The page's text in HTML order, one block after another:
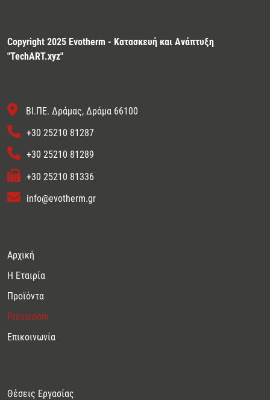
Copyright 2025 Evotherm - Κατασκευή και Ανάπτυξη
"TechART.xyz"
ΒΙ.ΠΕ. Δράμας, Δράμα 66100
+30 25210 81287
+30 25210 81289
+30 25210 81336
info@evotherm.gr
Αρχική
Η Εταιρία
Προϊόντα
Pressroom
Επικοινωνία
Θέσεις Εργασίας